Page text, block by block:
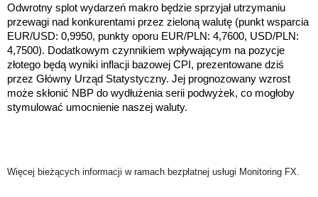
Odwrotny splot wydarzeń makro będzie sprzyjał utrzymaniu
przewagi nad konkurentami przez zieloną walutę (punkt wsparcia
EUR/USD: 0,9950, punkty oporu EUR/PLN: 4,7600, USD/PLN:
4,7500). Dodatkowym czynnikiem wpływającym na pozycje
złotego będą wyniki inflacji bazowej CPI, prezentowane dziś
przez Główny Urząd Statystyczny. Jej prognozowany wzrost
może skłonić NBP do wydłużenia serii podwyżek, co mogłoby
stymulować umocnienie naszej waluty.
Więcej bieżących informacji w ramach bezpłatnej usługi Monitoring FX.